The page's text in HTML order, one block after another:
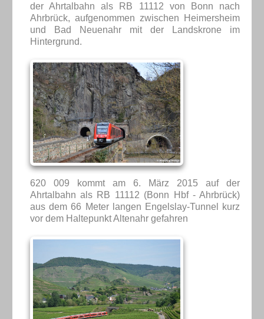
der Ahrtalbahn als RB 11112 von Bonn nach
Ahrbrück, aufgenommen zwischen Heimersheim
und Bad Neuenahr mit der Landskrone im
Hintergrund.
620 009 kommt am 6. März 2015 auf der
Ahrtalbahn als RB 11112 (Bonn Hbf - Ahrbrück)
aus dem 66 Meter langen Engelslay-Tunnel kurz
vor dem Haltepunkt Altenahr gefahren